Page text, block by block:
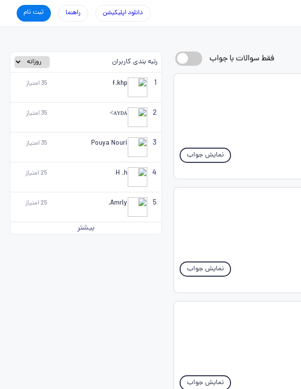
ثبت نام راهنما دانلود اپلیکیشن
فقط سوالات با جواب
نمایش جواب
نمایش جواب
نمایش جواب
رتبه بندی کاربران
1
f.khp
35امتیاز
2
ᴀʏᴅᴀ>
35امتیاز
3
Pouya Nouri
35امتیاز
4
H .h
25امتیاز
5
Amrly.
25امتیاز
بیشتر